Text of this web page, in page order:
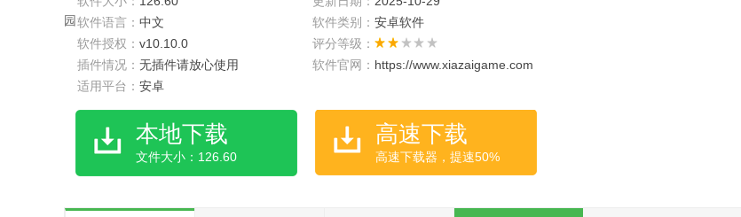
软件语言： 中文 软件类别： 安卓软件
软件授权： v10.10.0
评分等级：
插件情况： 无插件请放心使用 软件官网： https://www.xiazaigame.com
适用平台： 安卓
本地下载
文件大小：126.60
高速下载
高速下载器，提速50%